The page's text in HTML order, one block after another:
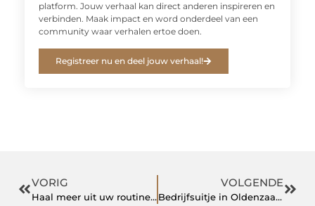
platform. Jouw verhaal kan direct anderen inspireren en
verbinden. Maak impact en word onderdeel van een
community waar verhalen ertoe doen.
Registreer nu en deel jouw verhaal!
VORIG
Haal meer uit uw routine met tips van een leverancier van wimper- en wenkbrauwproducten
VOLGENDE
Bedrijfsuitje in Oldenzaal regelen? Check de escaperoom eens!